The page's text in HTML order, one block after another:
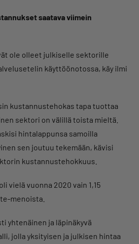
saatava viimein
ole olleet julkiselle sektorille
käyttöönotossa, käy ilmi
kustannustehokas tapa tuottaa
sektori on välillä toista mieltä.
hintalappunsa samoilla
sen joutuu tekemään, kävisi
kustannustehokkuus.
vielä vuonna 2020 vain 1,15
menoista.
yhtenäinen ja läpinäkyvä
jolla yksityisen ja julkisen hintaa